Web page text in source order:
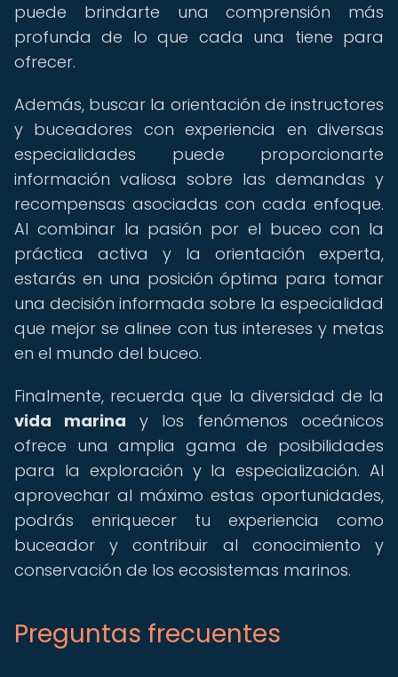
puede brindarte una comprensión más
profunda de lo que cada una tiene para
ofrecer.
Además, buscar la orientación de instructores
y buceadores con experiencia en diversas
especialidades puede proporcionarte
información valiosa sobre las demandas y
recompensas asociadas con cada enfoque.
Al combinar la pasión por el buceo con la
práctica activa y la orientación experta,
estarás en una posición óptima para tomar
una decisión informada sobre la especialidad
que mejor se alinee con tus intereses y metas
en el mundo del buceo.
Finalmente, recuerda que la diversidad de la
vida marina y los fenómenos oceánicos
ofrece una amplia gama de posibilidades
para la exploración y la especialización. Al
aprovechar al máximo estas oportunidades,
podrás enriquecer tu experiencia como
buceador y contribuir al conocimiento y
conservación de los ecosistemas marinos.
Preguntas frecuentes